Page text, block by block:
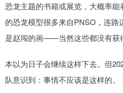
恐龙主题的书籍或展览，大概率
的恐龙模型很多来自PNSO，连
是赵闯的画——当然这些都没有获
本以为日子会继续这样下去。但
队意识到：事情不应该是这样的。